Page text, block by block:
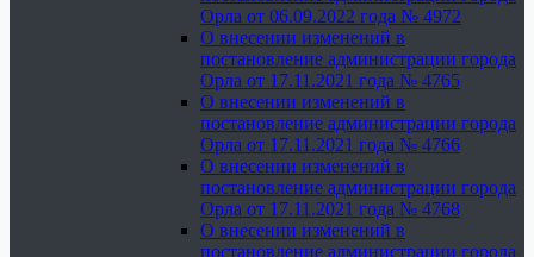
Орла от 06.09.2022 года № 4972
О внесении изменений в
постановление администрации города
Орла от 17.11.2021 года № 4765
О внесении изменений в
постановление администрации города
Орла от 17.11.2021 года № 4766
О внесении изменений в
постановление администрации города
Орла от 17.11.2021 года № 4768
О внесении изменений в
постановление администрации города